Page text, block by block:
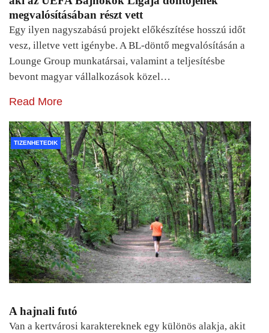
megvalósításában részt vett
Egy ilyen nagyszabású projekt előkészítése hosszú időt
vesz, illetve vett igénybe. A BL-döntő megvalósításán a
Lounge Group munkatársai, valamint a teljesítésbe
bevont magyar vállalkozások közel…
Read More
TIZENHETEDIK
A hajnali futó
Van a kertvárosi karaktereknek egy különös alakja, akit